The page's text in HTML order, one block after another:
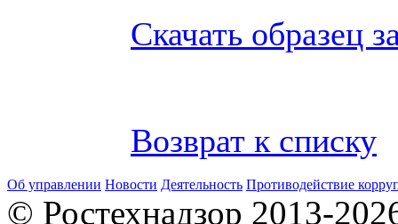
Скачать образец
Возврат к списку
Об управлении Новости Деятельность Противодействие
© Ростехнадзор 2013-